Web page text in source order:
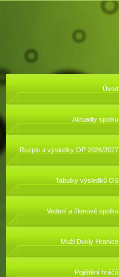
Úvod
Aktuality spolku
Rozpis a výsledky OP 2026/2027
Tabulky výsledků OS
Vedení a členové spolku
Muži Dukly Hranice
Pojištění hráčů